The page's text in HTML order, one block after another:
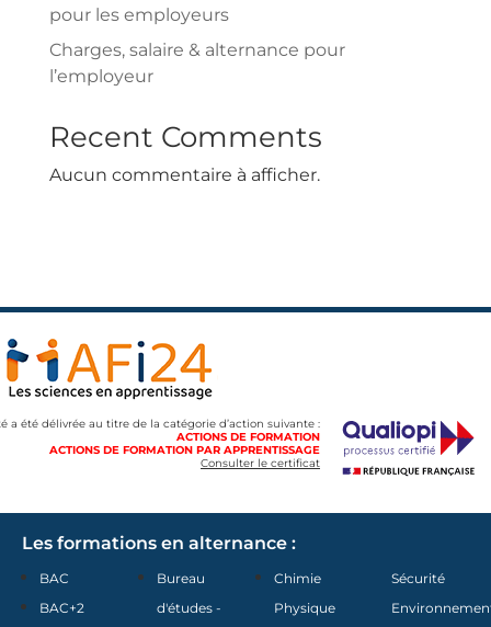
pour les employeurs
Charges, salaire & alternance pour
l’employeur
Recent Comments
Aucun commentaire à afficher.
a été délivrée au titre de la catégorie d’action suivante :
ACTIONS DE FORMATION
ACTIONS DE FORMATION PAR APPRENTISSAGE
Consulter le certificat
Les formations en alternance :
BAC
BAC+2
Bureau
d'études -
Chimie
Physique
Sécurité